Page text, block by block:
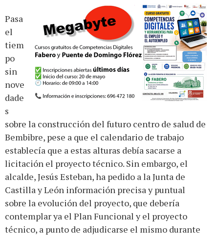
Pasa
el
tiem
po
sin
nove
dade
s
sobre la construcción del futuro centro de salud de
Bembibre, pese a que el calendario de trabajo
establecía que a estas alturas debía sacarse a
licitación el proyecto técnico. Sin embargo, el
alcalde, Jesús Esteban, ha pedido a la Junta de
Castilla y León información precisa y puntual
sobre la evolución del proyecto, que debería
contemplar ya el Plan Funcional y el proyecto
técnico, a punto de adjudicarse el mismo durante